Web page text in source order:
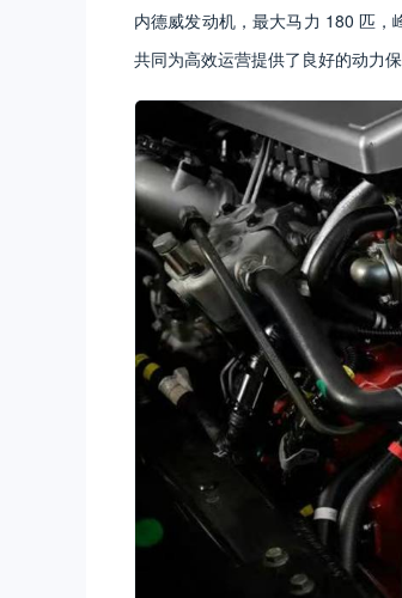
内德威发动机，最大马力 180 匹，
共同为高效运营提供了良好的动力保